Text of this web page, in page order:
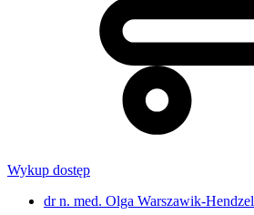
Wykup dostęp
dr n. med. Olga Warszawik-Hendzel